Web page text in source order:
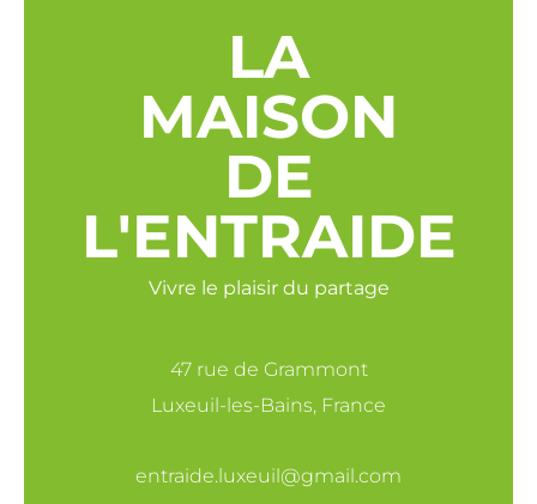
LA
MAISON
DE
L'ENTRAIDE
Vivre le plaisir du partage
47 rue de Grammont
Luxeuil-les-Bains, France
entraide.luxeuil@gmail.com